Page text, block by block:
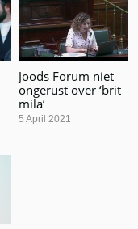
Joods Forum niet
ongerust over ‘brit
mila’
5 April 2021